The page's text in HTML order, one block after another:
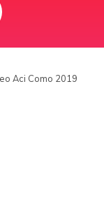
Aci Como 2019